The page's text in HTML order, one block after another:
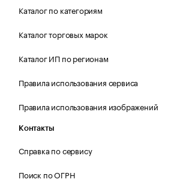
Каталог по категориям
Каталог торговых марок
Каталог ИП по регионам
Правила использования сервиса
Правила использования изображений
Контакты
Справка по сервису
Поиск по ОГРН